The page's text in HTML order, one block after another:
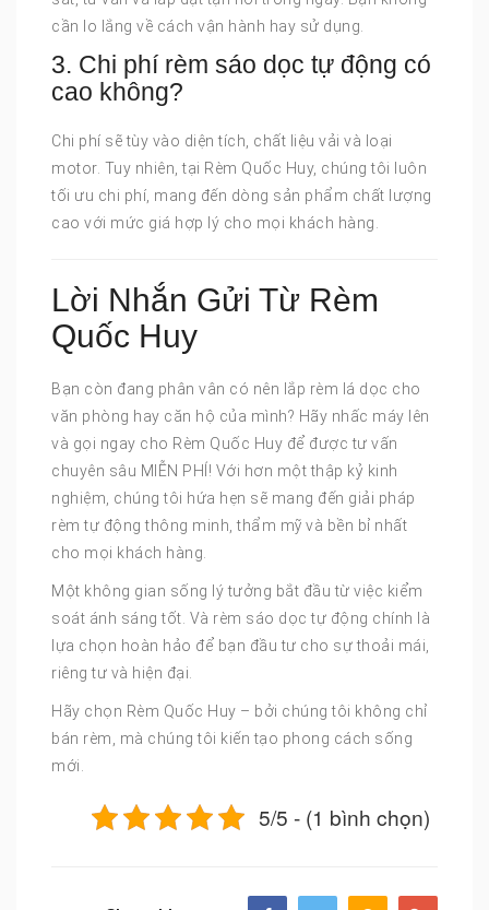
cần lo lắng về cách vận hành hay sử dụng.
3. Chi phí rèm sáo dọc tự động có
cao không?
Chi phí sẽ tùy vào diện tích, chất liệu vải và loại
motor. Tuy nhiên, tại Rèm Quốc Huy, chúng tôi luôn
tối ưu chi phí, mang đến dòng sản phẩm chất lượng
cao với mức giá hợp lý cho mọi khách hàng.
Lời Nhắn Gửi Từ Rèm
Quốc Huy
Bạn còn đang phân vân có nên lắp rèm lá dọc cho
văn phòng hay căn hộ của mình? Hãy nhấc máy lên
và gọi ngay cho Rèm Quốc Huy để được tư vấn
chuyên sâu MIỄN PHÍ! Với hơn một thập kỷ kinh
nghiệm, chúng tôi hứa hẹn sẽ mang đến giải pháp
rèm tự động thông minh, thẩm mỹ và bền bỉ nhất
cho mọi khách hàng.
Một không gian sống lý tưởng bắt đầu từ việc kiểm
soát ánh sáng tốt. Và rèm sáo dọc tự động chính là
lựa chọn hoàn hảo để bạn đầu tư cho sự thoải mái,
riêng tư và hiện đại.
Hãy chọn Rèm Quốc Huy – bởi chúng tôi không chỉ
bán rèm, mà chúng tôi kiến tạo phong cách sống
mới.
5/5 - (1 bình chọn)